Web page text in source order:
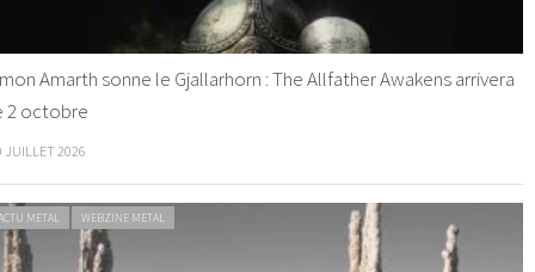
Amarth sonne le Gjallarhorn : The Allfather Awakens arrivera
2 octobre
JUILLET 2026
METAL WEBZINE METAL